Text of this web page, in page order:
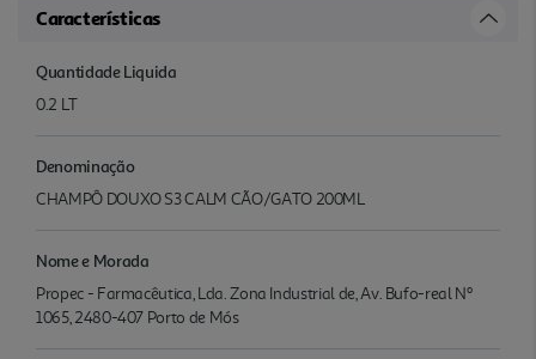
Características
Quantidade Liquida
0.2 LT
Denominação
CHAMPÔ DOUXO S3 CALM CÃO/GATO 200ML
Nome e Morada
Propec - Farmacêutica, Lda. Zona Industrial de, Av. Bufo-real Nº
1065, 2480-407 Porto de Mós